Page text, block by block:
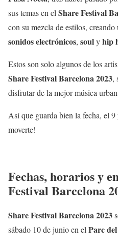
sus temas en el Share Festival
con su mezcla de estilos,
sonidos electrónicos, soulyhip
Estos son solo algunos de los
Share Festival Barcelona 2023,
disfrutar de la mejor música
Así que guarda bien la fecha, el
moverte!
Fechas, horarios y
Festival Barcelona
Share Festival Barcelona 2023
sábado 10 de junio en elParc